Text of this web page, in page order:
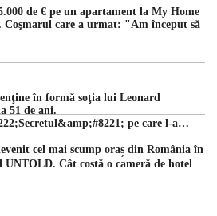
de € pe un apartament la My Home
Coşmarul care a urmat: "Am început să
în formă soţia lui Leonard
51 de ani.
pe care l-a
cel mai scump oraș din România în
UNTOLD. Cât costă o cameră de hotel